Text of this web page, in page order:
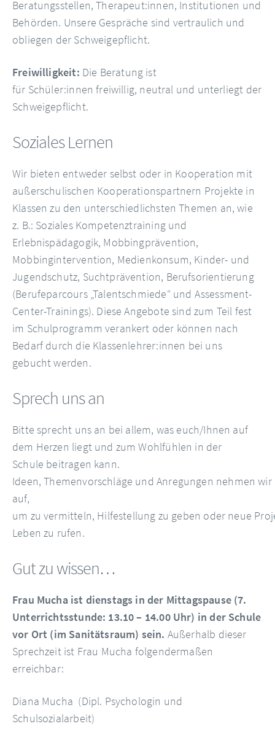
Beratungsstellen, Therapeut:innen, Institutionen und
Behörden. Unsere Gespräche sind vertraulich und
obliegen der Schweigepflicht.
Freiwilligkeit: Die Beratung ist
für Schüler:innen freiwillig, neutral und unterliegt der
Schweigepflicht.
Soziales Lernen
Wir bieten entweder selbst oder in Kooperation mit
außerschulischen Kooperationspartnern Projekte in
Klassen zu den unterschiedlichsten Themen an, wie
z. B.: Soziales Kompetenztraining und
Erlebnispädagogik, Mobbingprävention,
Mobbingintervention, Medienkonsum, Kinder- und
Jugendschutz, Suchtprävention, Berufsorientierung
(Berufeparcours „Talentschmiede“ und Assessment-
Center-Trainings). Diese Angebote sind zum Teil fest
im Schulprogramm verankert oder können nach
Bedarf durch die Klassenlehrer:innen bei uns
gebucht werden.
Sprech uns an
Bitte sprecht uns an bei allem, was euch/Ihnen auf
dem Herzen liegt und zum Wohlfühlen in der
Schule beitragen kann.
Ideen, Themenvorschläge und Anregungen nehmen wir
auf,
um zu vermitteln, Hilfestellung zu geben oder neue
Leben zu rufen.
Gut zu wissen…
Frau Mucha ist dienstags in der Mittagspause (7.
Unterrichtsstunde: 13.10 – 14.00 Uhr) in der Schule
vor Ort (im Sanitätsraum) sein. Außerhalb dieser
Sprechzeit ist Frau Mucha folgendermaßen
erreichbar:
Diana Mucha (Dipl. Psychologin und
Schulsozialarbeit)